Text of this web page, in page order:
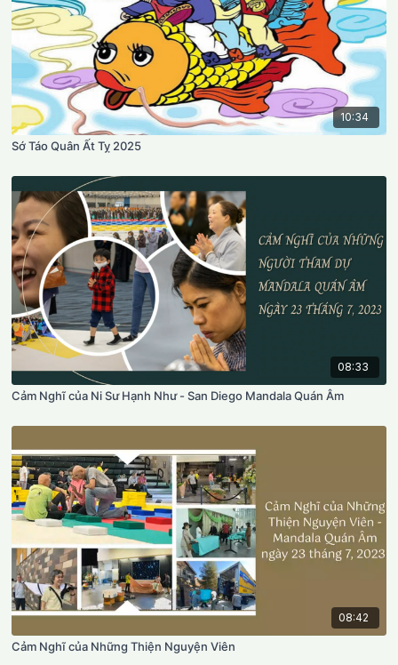
10:34
Sớ Táo Quân Ất Tỵ 2025
08:33
Cảm Nghĩ của Ni Sư Hạnh Như - San Diego Mandala Quán Âm
08:42
Cảm Nghĩ của Những Thiện Nguyện Viên